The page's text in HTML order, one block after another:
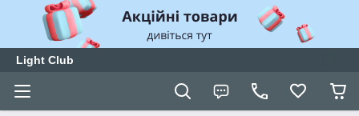
Light Club